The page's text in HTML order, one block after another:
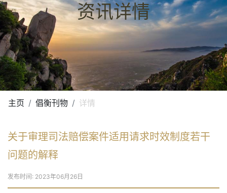
资讯详情
主页 倡衡刊物 详情
关于审理司法赔偿案件适用请求时效制度若干
问题的解释
发布时间: 2023年06月26日